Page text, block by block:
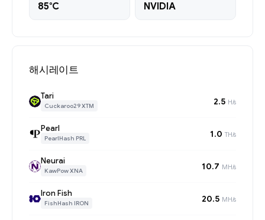
85°C NVIDIA
해시레이트
Tari
Cuckaroo29 XTM 2.5 H/s
Pearl
PearlHash PRL 1.0 TH/s
Neurai
KawPow XNA 10.7 MH/s
Iron Fish
FishHash IRON 20.5 MH/s